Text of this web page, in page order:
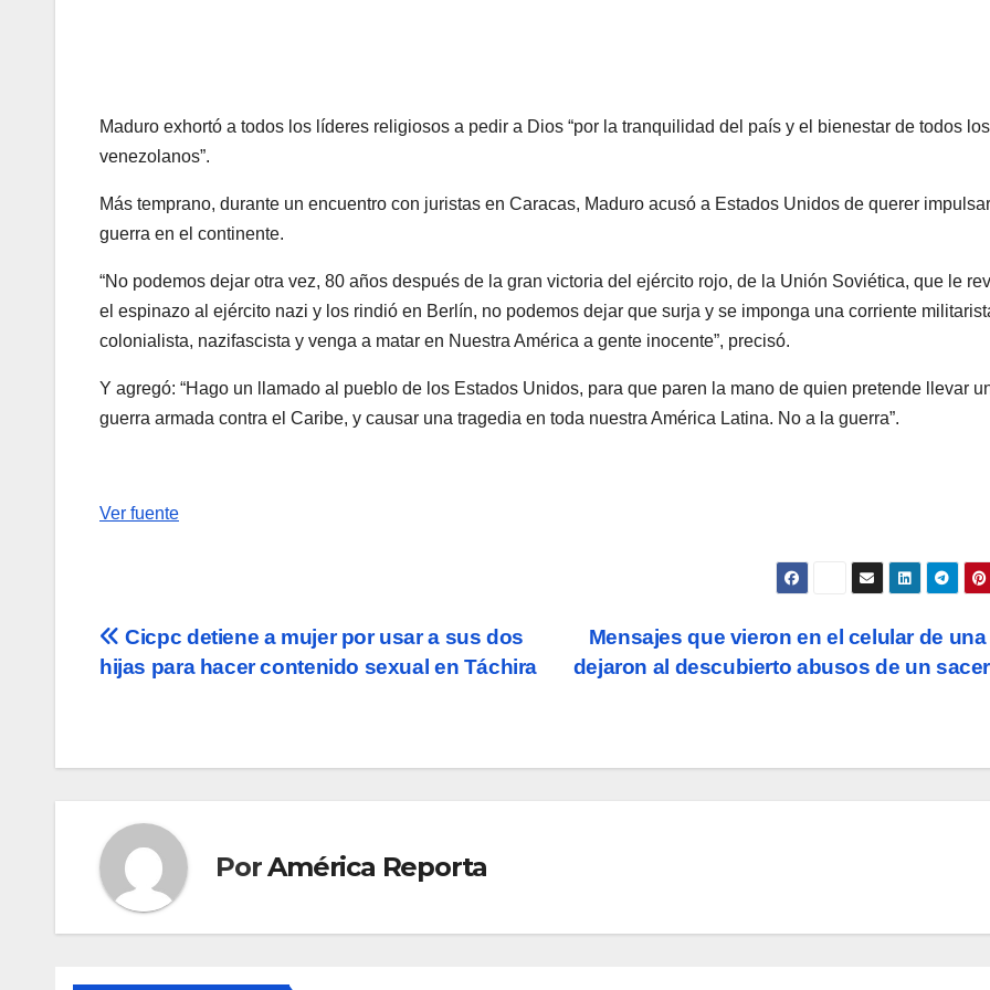
Maduro exhortó a todos los líderes religiosos a pedir a Dios “por la tranquilidad del país y el bienestar de todos los
venezolanos”.
Más temprano, durante un encuentro con juristas en Caracas, Maduro acusó a Estados Unidos de querer
guerra en el continente.
“No podemos dejar otra vez, 80 años después de la gran victoria del ejército rojo, de la Unión Soviética, que le
el espinazo al ejército nazi y los rindió en Berlín, no podemos dejar que surja y se imponga una corriente
colonialista, nazifascista y venga a matar en Nuestra América a gente inocente”, precisó.
Y agregó: “Hago un llamado al pueblo de los Estados Unidos, para que paren la mano de quien pretende llevar
guerra armada contra el Caribe, y causar una tragedia en toda nuestra América Latina. No a la guerra”.
Ver fuente
Navegación
de
Mensajes que vieron en el celular de
dejaron al descubierto abusos de un
Cicpc detiene a mujer por usar a sus dos
hijas para hacer contenido sexual en Táchira
PorAmérica Reporta